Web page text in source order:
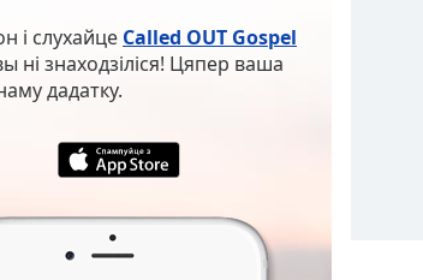
і слухайце Called OUT Gospel
ні знаходзіліся! Цяпер ваша
дадатку.